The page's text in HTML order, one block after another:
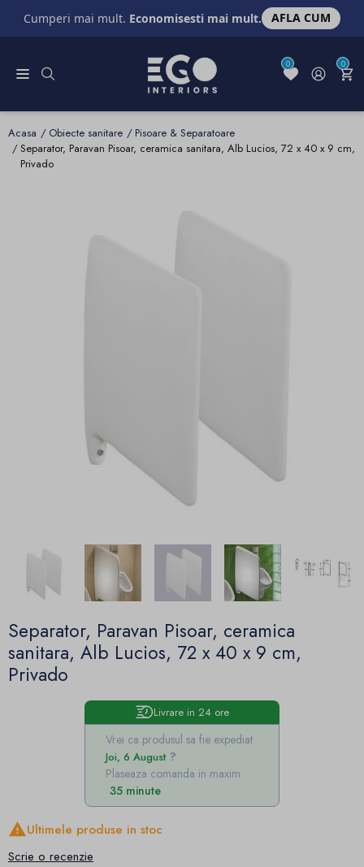
Cumperi mai mult. Economisesti mai mult. AFLA CUM
0 0
Acasa Obiecte sanitare
Pisoare & Separatoare
Separator, Paravan Pisoar, ceramica sanitara, Alb Lucios, 72 x 40 x 9 cm,
Privado
Separator, Paravan Pisoar, ceramica
sanitara, Alb Lucios, 72 x 40 x 9 cm,
Privado
Livrare in 24 ore
Vrei ca produsul sa fie expediat
Joi, 6 August
Plaseaza comanda in maxim
35 minute
Ultimele produse in stoc
Scrie o recenzie